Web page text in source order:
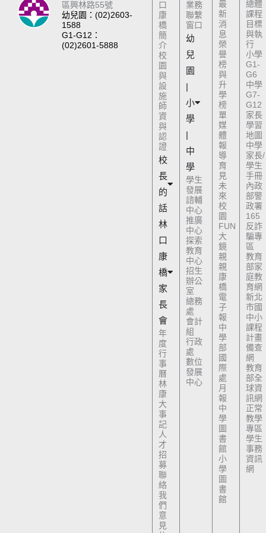
區興林路55號
幼兒園：(02)2603-
1588
G1-G12：
(02)2601-5888
口
康
橋
簡
介
校
園
與
設
施
師
資
與
認
證
校
長
的
話
林
口
康
橋
家
長
會
年
度
行
事
曆
林
康
大
事
記
人
才
招
募
聯
絡
我
們
意
見
業務
聯繫
窗口
幼
兒
園
|
小
學
|
中
學
學生
發展
諮輔
中心
推廣
中心
探索
教育
中心
招生
辦公
室
總務
處
會計
組
行政
處
數位
發展
中心
最
新
消
息
榮
譽
榜
與
升
學
榜
單
媒
體
報
導
育
見
未
來
校
園
FUN
大
鏡
親
親
康
橋
電
子
報
中
學
部
國
際
處
月
報
中
學
圖
書
館
小
學
圖
書
館
總體
課程
目標
與執
行
小學
G1-
G6
中學
G7-
G12
家長
學習
地圖
中學
家長/
學生
手冊
內政
部警
政署
165
反詐
騙專
區
教育
部家
庭教
育網
新北
市國
中小
課程
計畫
備查
網
教育
部全
球資
訊網
正常
教學
專區
學生
事務
資訊
網